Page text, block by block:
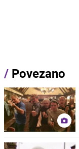
/ Povezano